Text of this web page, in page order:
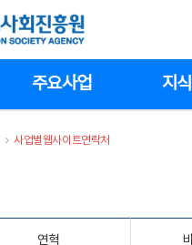
주요사업 지
>
사업별웹사이트연락처
연혁